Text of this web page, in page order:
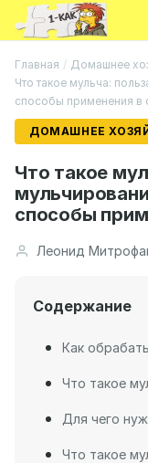
Главная / Домашнее
Что такое мульча:
способы применения в
ДОМАШНЕЕ
Что такое
способы
Леонид
Содержание
Как
Что такое
Для чего
Что такое